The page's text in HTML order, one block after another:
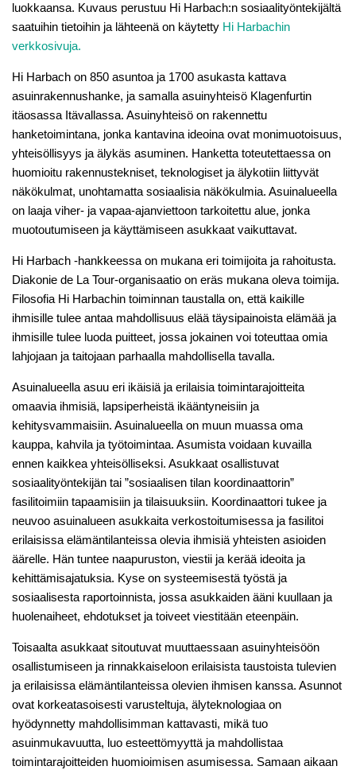
luokkaansa. Kuvaus perustuu Hi Harbach:n sosiaalityöntekijältä
saatuihin tietoihin ja lähteenä on käytetty Hi Harbachin
verkkosivuja.
Hi Harbach on 850 asuntoa ja 1700 asukasta kattava
asuinrakennushanke, ja samalla asuinyhteisö Klagenfurtin
itäosassa Itävallassa. Asuinyhteisö on rakennettu
hanketoimintana, jonka kantavina ideoina ovat monimuotoisuus,
yhteisöllisyys ja älykäs asuminen. Hanketta toteutettaessa on
huomioitu rakennustekniset, teknologiset ja älykotiin liittyvät
näkökulmat, unohtamatta sosiaalisia näkökulmia. Asuinalueella
on laaja viher- ja vapaa-ajanviettoon tarkoitettu alue, jonka
muotoutumiseen ja käyttämiseen asukkaat vaikuttavat.
Hi Harbach ‑hankkeessa on mukana eri toimijoita ja rahoitusta.
Diakonie de La Tour-organisaatio on eräs mukana oleva toimija.
Filosofia Hi Harbachin toiminnan taustalla on, että kaikille
ihmisille tulee antaa mahdollisuus elää täysipainoista elämää ja
ihmisille tulee luoda puitteet, jossa jokainen voi toteuttaa omia
lahjojaan ja taitojaan parhaalla mahdollisella tavalla.
Asuinalueella asuu eri ikäisiä ja erilaisia toimintarajoitteita
omaavia ihmisiä, lapsiperheistä ikääntyneisiin ja
kehitysvammaisiin. Asuinalueella on muun muassa oma
kauppa, kahvila ja työtoimintaa. Asumista voidaan kuvailla
ennen kaikkea yhteisölliseksi. Asukkaat osallistuvat
sosiaalityöntekijän tai ”sosiaalisen tilan koordinaattorin”
fasilitoimiin tapaamisiin ja tilaisuuksiin. Koordinaattori tukee ja
neuvoo asuinalueen asukkaita verkostoitumisessa ja fasilitoi
erilaisissa elämäntilanteissa olevia ihmisiä yhteisten asioiden
äärelle. Hän tuntee naapuruston, viestii ja kerää ideoita ja
kehittämisajatuksia. Kyse on systeemisestä työstä ja
sosiaalisesta raportoinnista, jossa asukkaiden ääni kuullaan ja
huolenaiheet, ehdotukset ja toiveet viestitään eteenpäin.
Toisaalta asukkaat sitoutuvat muuttaessaan asuinyhteisöön
osallistumiseen ja rinnakkaiseloon erilaisista taustoista tulevien
ja erilaisissa elämäntilanteissa olevien ihmisen kanssa. Asunnot
ovat korkeatasoisesti varusteltuja, älyteknologiaa on
hyödynnetty mahdollisimman kattavasti, mikä tuo
asuinmukavuutta, luo esteettömyyttä ja mahdollistaa
toimintarajoitteiden huomioimisen asumisessa. Samaan aikaan